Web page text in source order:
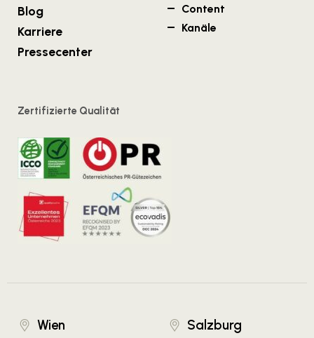
Blog
Karriere
Pressecenter
Content
Kanäle
Zertifizierte Qualität
Wien Salzburg